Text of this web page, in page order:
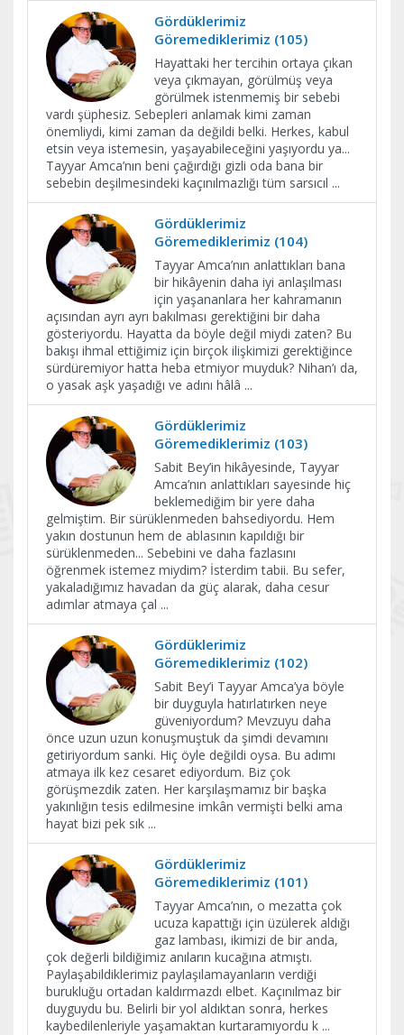
Gördüklerimiz
Göremediklerimiz (105)
Hayattaki her tercihin ortaya çıkan
veya çıkmayan, görülmüş veya
görülmek istenmemiş bir sebebi
vardı şüphesiz. Sebepleri anlamak kimi zaman
önemliydi, kimi zaman da değildi belki. Herkes, kabul
etsin veya istemesin, yaşayabileceğini yaşıyordu ya...
Tayyar Amca’nın beni çağırdığı gizli oda bana bir
sebebin deşilmesindeki kaçınılmazlığı tüm sarsıcıl ...
Gördüklerimiz
Göremediklerimiz (104)
Tayyar Amca’nın anlattıkları bana
bir hikâyenin daha iyi anlaşılması
için yaşananlara her kahramanın
açısından ayrı ayrı bakılması gerektiğini bir daha
gösteriyordu. Hayatta da böyle değil miydi zaten? Bu
bakışı ihmal ettiğimiz için birçok ilişkimizi gerektiğince
sürdüremiyor hatta heba etmiyor muyduk? Nihan’ı da,
o yasak aşk yaşadığı ve adını hâlâ ...
Gördüklerimiz
Göremediklerimiz (103)
Sabit Bey’in hikâyesinde, Tayyar
Amca’nın anlattıkları sayesinde hiç
beklemediğim bir yere daha
gelmiştim. Bir sürüklenmeden bahsediyordu. Hem
yakın dostunun hem de ablasının kapıldığı bir
sürüklenmeden... Sebebini ve daha fazlasını
öğrenmek istemez miydim? İsterdim tabii. Bu sefer,
yakaladığımız havadan da güç alarak, daha cesur
adımlar atmaya çal ...
Gördüklerimiz
Göremediklerimiz (102)
Sabit Bey’i Tayyar Amca’ya böyle
bir duyguyla hatırlatırken neye
güveniyordum? Mevzuyu daha
önce uzun uzun konuşmuştuk da şimdi devamını
getiriyordum sanki. Hiç öyle değildi oysa. Bu adımı
atmaya ilk kez cesaret ediyordum. Biz çok
görüşmezdik zaten. Her karşılaşmamız bir başka
yakınlığın tesis edilmesine imkân vermişti belki ama
hayat bizi pek sık ...
Gördüklerimiz
Göremediklerimiz (101)
Tayyar Amca’nın, o mezatta çok
ucuza kapattığı için üzülerek aldığı
gaz lambası, ikimizi de bir anda,
çok değerli bildiğimiz anıların kucağına atmıştı.
Paylaşabildiklerimiz paylaşılamayanların verdiği
burukluğu ortadan kaldırmazdı elbet. Kaçınılmaz bir
duyguydu bu. Belirli bir yol aldıktan sonra, herkes
kaybedilenleriyle yaşamaktan kurtaramıyordu k ...